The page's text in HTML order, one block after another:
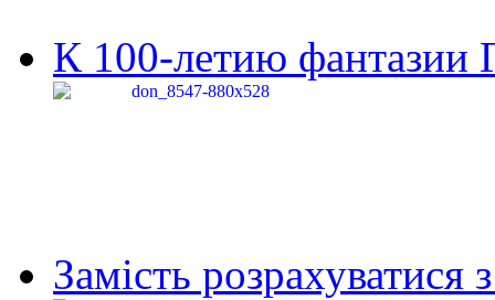
К 100-летию фантазии
Замість